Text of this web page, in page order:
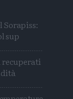
Sorapiss:
sup
recuperati